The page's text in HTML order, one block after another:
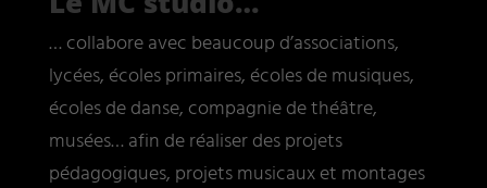
… collabore avec beaucoup d’associations,
lycées, écoles primaires, écoles de musiques,
écoles de danse, compagnie de théâtre,
musées… afin de réaliser des projets
pédagogiques, projets musicaux et montages